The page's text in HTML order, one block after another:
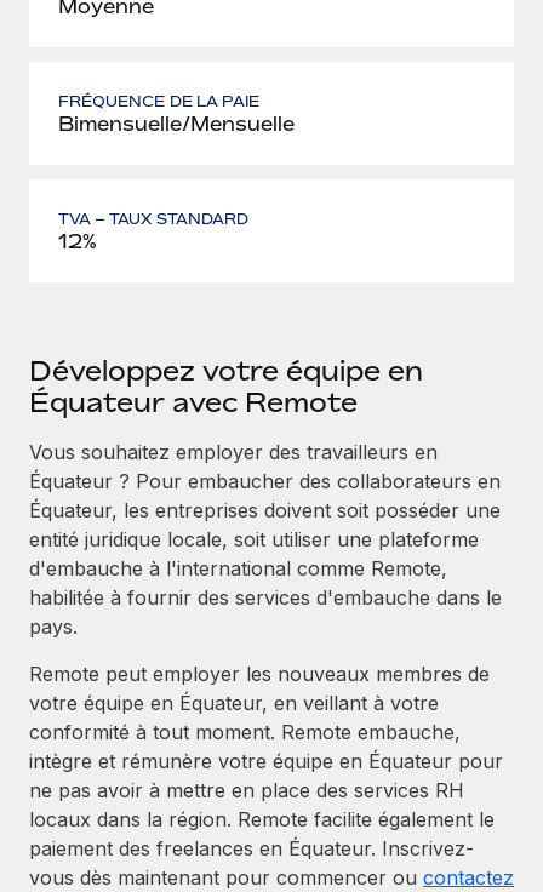
Moyenne
FRÉQUENCE DE LA PAIE
Bimensuelle/Mensuelle
TVA – TAUX STANDARD
12%
Développez votre équipe en
Équateur avec Remote
Vous souhaitez employer des travailleurs en
Équateur ? Pour embaucher des collaborateurs en
Équateur, les entreprises doivent soit posséder une
entité juridique locale, soit utiliser une plateforme
d'embauche à l'international comme Remote,
habilitée à fournir des services d'embauche dans le
pays.
Remote peut employer les nouveaux membres de
votre équipe en Équateur, en veillant à votre
conformité à tout moment. Remote embauche,
intègre et rémunère votre équipe en Équateur pour
ne pas avoir à mettre en place des services RH
locaux dans la région. Remote facilite également le
paiement des freelances en Équateur. Inscrivez-
vous dès maintenant pour commencer ou contactez